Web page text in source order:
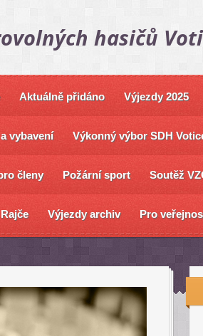
hasičů
Aktuálně přidáno Výjezdy 2025
vybavení Výkonný výbor SDH
členy Požární sport Soutěž
Výjezdy archiv Pro